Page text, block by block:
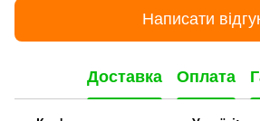
Написати
Доставка Оплата